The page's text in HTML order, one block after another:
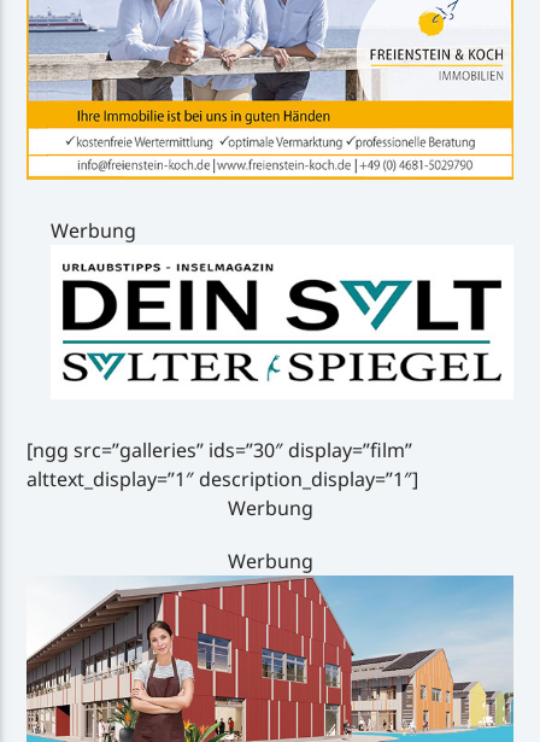
Werbung
[ngg src=”galleries” ids=”30″ display=”film”
alttext_display=”1″ description_display=”1″]
Werbung
Werbung